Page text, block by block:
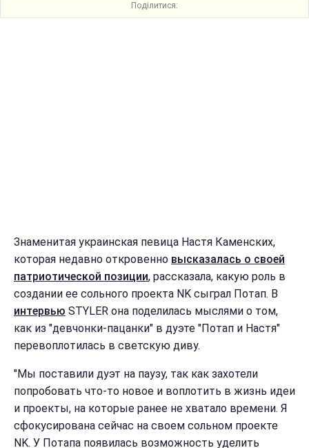
Поділитися:
Знаменитая украинская певица Настя Каменских,
которая недавно откровенно высказалась о своей
патриотической позиции, рассказала, какую роль в
создании ее сольного проекта NK сыграл Потап. В
интервью STYLER она поделилась мыслями о том,
как из "девчонки-пацанки" в дуэте "Потап и Настя"
перевоплотилась в светскую диву.
"Мы поставили дуэт на паузу, так как захотели
попробовать что-то новое и воплотить в жизнь идеи
и проекты, на которые ранее не хватало времени. Я
сфокусирована сейчас на своем сольном проекте
NK. У Потапа появилась возможность уделить